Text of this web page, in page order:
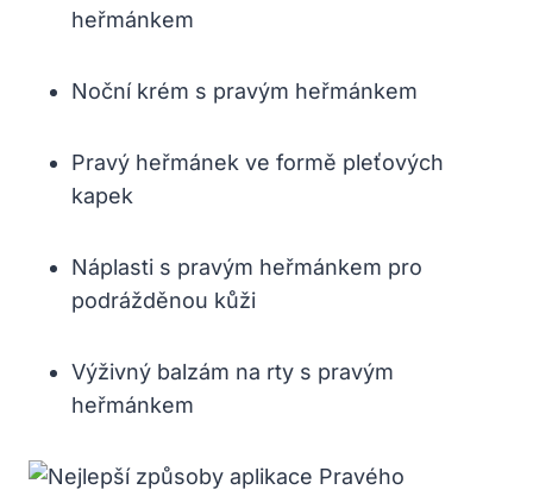
heřmánkem
Noční krém s pravým heřmánkem
Pravý heřmánek ve formě pleťových
kapek
Náplasti s pravým heřmánkem pro
podrážděnou kůži
Výživný balzám na rty s pravým
heřmánkem